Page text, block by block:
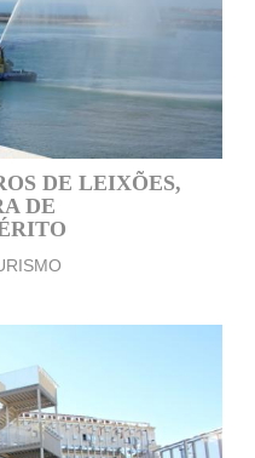
DE LEIXÕES,
DE